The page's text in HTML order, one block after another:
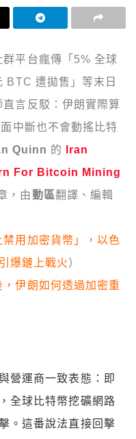
平台瘋傳「5% 全球
BTC 遭拋售」等末日
言反駁：伊朗實際算
中斷也不會動搖比特
Quinn 的
Iran
For Bitcoin Mining
，由 動區翻譯、編輯
用加密貨幣」，以色
爆鏈上戰火 ）
伊朗如何透過加密重
營運商一致表態：即
全球比特幣挖礦網路
。這番說法直接回擊